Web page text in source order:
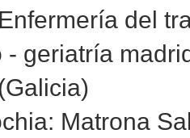
del
- geriatría
Matrona